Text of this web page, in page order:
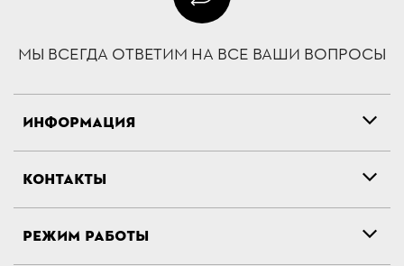
МЫ ВСЕГДА ОТВЕТИМ НА ВСЕ ВАШИ ВОПРОСЫ
ИНФОРМАЦИЯ
КОНТАКТЫ
РЕЖИМ РАБОТЫ